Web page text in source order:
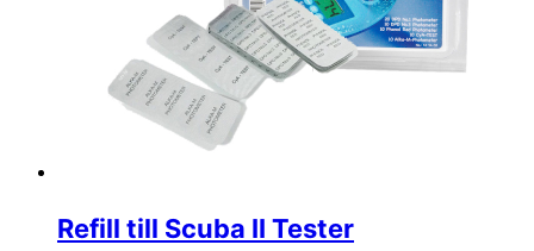
Refill till Scuba II Tester